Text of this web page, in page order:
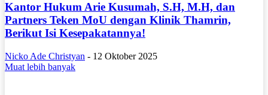
Kantor Hukum Arie Kusumah, S.H, M.H, dan
Partners Teken MoU dengan Klinik Thamrin,
Berikut Isi Kesepakatannya!
Nicko Ade Christyan - 12 Oktober 2025
Muat lebih banyak